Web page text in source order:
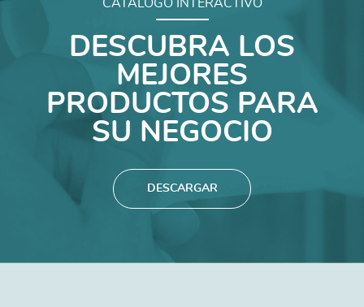
CATALOGO INTERACTIVO
DESCUBRA LOS
MEJORES
PRODUCTOS PARA
SU NEGOCIO
DESCARGAR